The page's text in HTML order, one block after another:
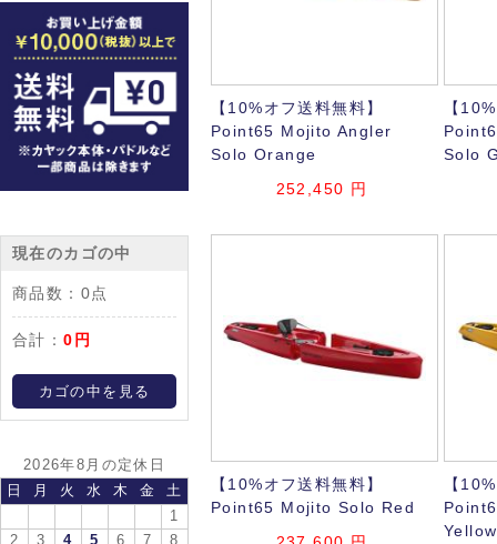
現在のカゴの中
商品数： 0点
合計：0円
カゴの中を見る
2026年8月の定休日
日
月 火 水 木 金
土
1
2
3 4 5 6 7
8
【10%オフ送料無料】
Point65 Mojito Angler
Solo Orange
252,450 円
【
Solo
【10%オフ送料無料】
Point65 Mojito Solo Red
【
Yellow